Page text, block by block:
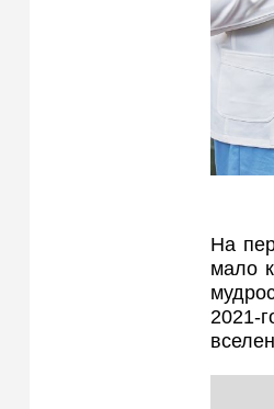
На
мало
2021-